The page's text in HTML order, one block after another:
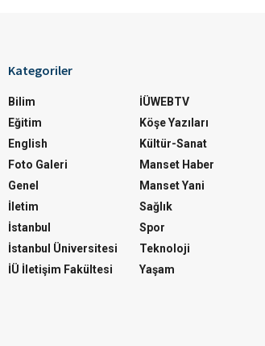
Kategoriler
Bilim
Eğitim
English
Foto Galeri
Genel
İletim
İstanbul
İstanbul Üniversitesi
İÜ İletişim Fakültesi
İÜWEBTV
Köşe Yazıları
Kültür-Sanat
Manset Haber
Manset Yani
Sağlık
Spor
Teknoloji
Yaşam